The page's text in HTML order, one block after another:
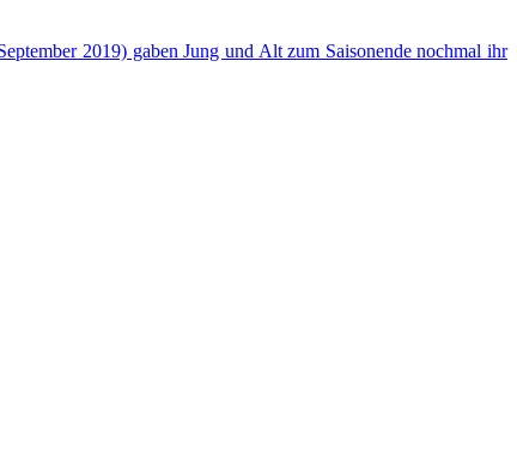
2019) gaben Jung und Alt zum Saisonende nochmal ihr